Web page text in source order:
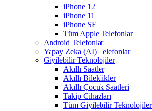
iPhone 12
iPhone 11
iPhone SE
Tüm Apple Telefonlar
Android Telefonlar
Yapay Zeka (AI) Telefonlar
Giyilebilir Teknolojiler
Akıllı Saatler
Akıllı Bileklikler
Akıllı Çocuk Saatleri
Takip Cihazları
Tüm Giyilebilir Teknolojiler